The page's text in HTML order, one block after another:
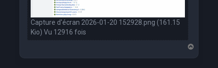
Capture d'écran 2026-01-20 152928.png (161.15
Kio) Vu 12916 fois
a